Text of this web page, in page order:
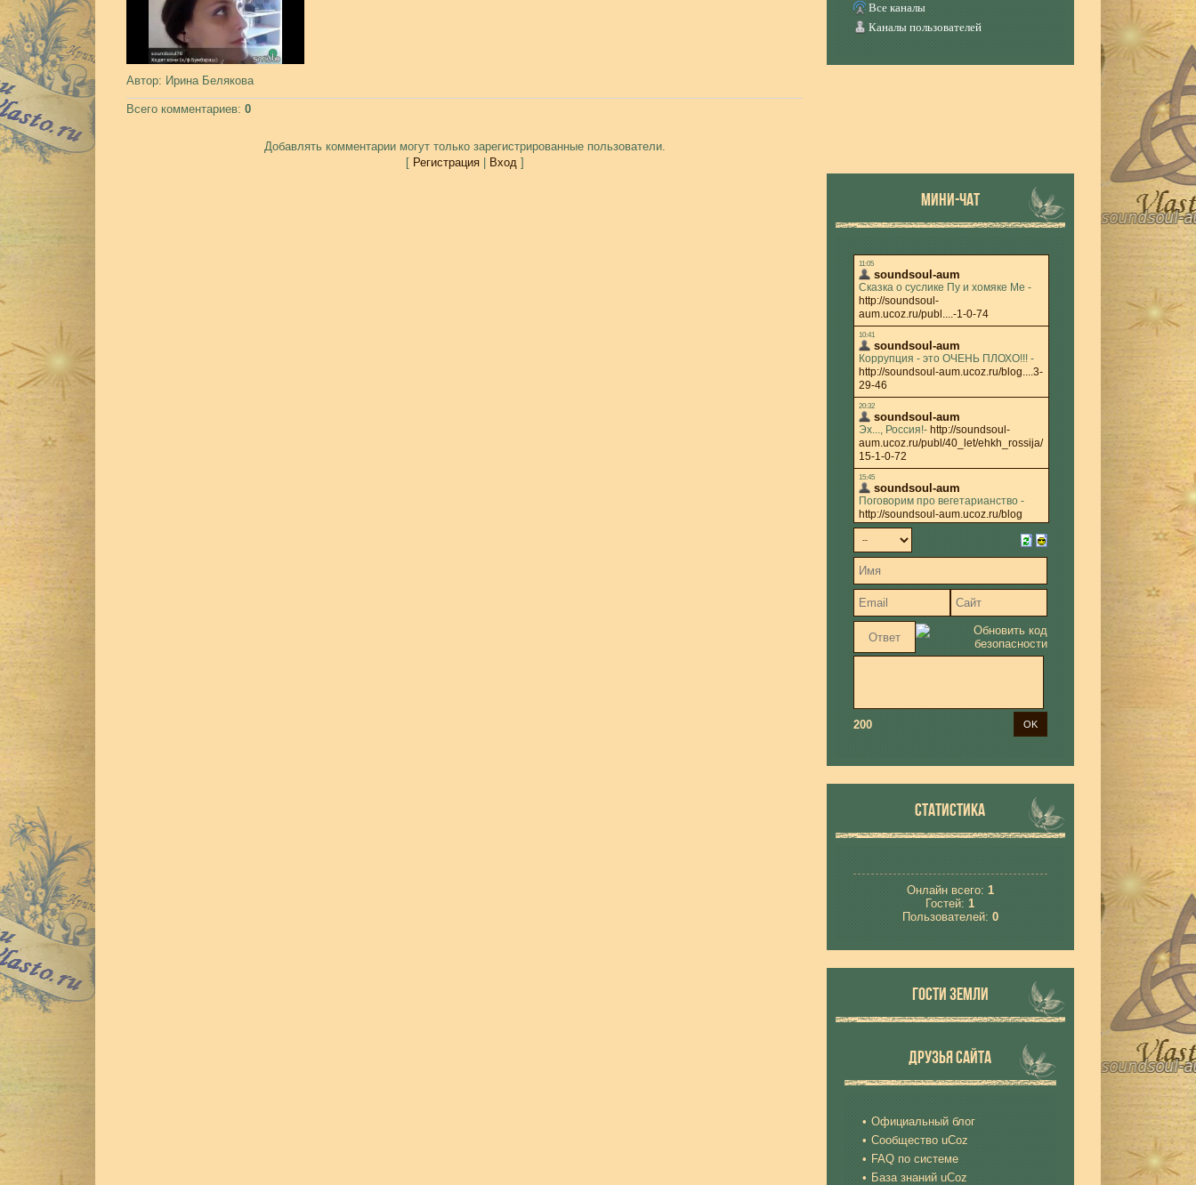
Автор: Ирина Белякова
Всего комментариев: 0
Добавлять комментарии могут только зарегистрированные пользователи.
[ Регистрация| Вход]
Все каналы
Каналы пользователей
МИНИ-ЧАТ
200
СТАТИСТИКА
Онлайн всего: 1
Гостей:1
Пользователей: 0
ГОСТИ ЗЕМЛИ
ДРУЗЬЯ САЙТА
Официальный блог
Сообщество uCoz
FAQ по системе
База знаний uCoz